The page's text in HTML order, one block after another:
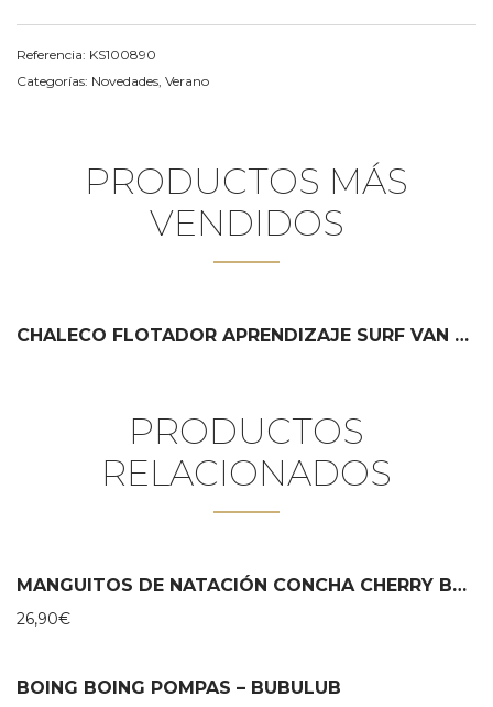
Referencia: KS100890
Categorías: Novedades Verano
PRODUCTOS MÁS
VENDIDOS
CHALECO FLOTADOR APRENDIZAJE SURF VAN MONNËKA
PRODUCTOS
RELACIONADOS
MANGUITOS DE NATACIÓN CONCHA CHERRY BLUSH – KONGES SLOJD
26,90€
BOING BOING POMPAS – BUBULUB